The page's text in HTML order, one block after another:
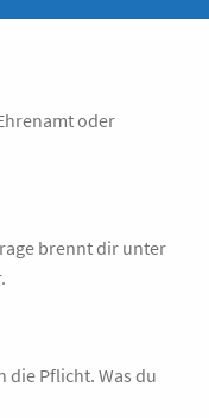
oder
brennt dir unter
die Pflicht. Was du